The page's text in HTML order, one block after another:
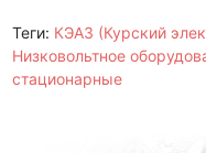
Теги: КЭАЗ (Курский
Низковольтное
стационарные